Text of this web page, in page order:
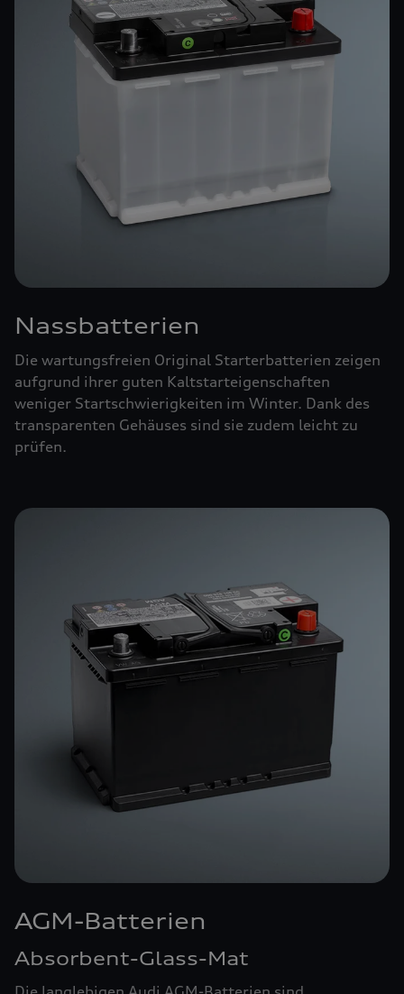
Nassbatterien
Die wartungsfreien Original Starterbatterien zeigen
aufgrund ihrer guten Kaltstarteigenschaften
weniger Startschwierigkeiten im Winter. Dank des
transparenten Gehäuses sind sie zudem leicht zu
prüfen.
AGM-Batterien
Absorbent-Glass-Mat